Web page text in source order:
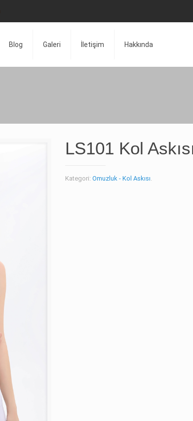
Blog Galeri İletişim Hakkında
LS101 Kol
Kategori: Omuzluk - Kol Askısı.